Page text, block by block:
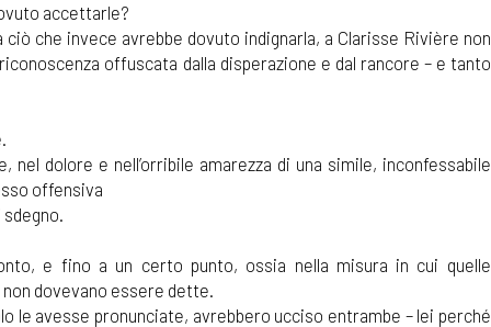
accettarle?
che invece avrebbe dovuto indignarla, a Clarisse Rivière non
offuscata dalla disperazione e dal rancore – e tanto
dolore e nell’orribile amarezza di una simile, inconfessabile
offensiva
sdegno.
e fino a un certo punto, ossia nella misura in cui quelle
dovevano essere dette.
le avesse pronunciate, avrebbero ucciso entrambe – lei perché